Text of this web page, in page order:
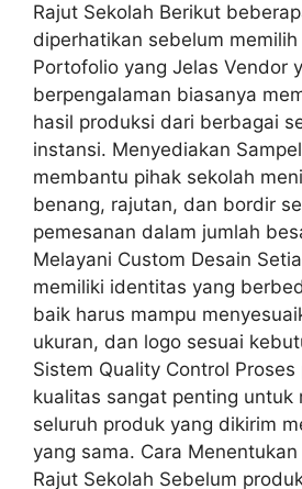
Rajut Sekolah Berikut
diperhatikan sebelum
Portofolio yang Jelas Vendor
berpengalaman biasanya
hasil produksi dari berbagai
instansi. Menyediakan
membantu pihak sekolah
benang, rajutan, dan bordir
pemesanan dalam jumlah
Melayani Custom Desain
memiliki identitas yang
baik harus mampu
ukuran, dan logo sesuai
Sistem Quality Control Proses
kualitas sangat penting untuk
seluruh produk yang dikirim
yang sama. Cara Menentukan
Rajut Sekolah Sebelum